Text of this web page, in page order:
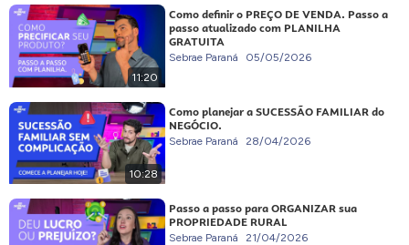
11:20
Como definir o PREÇO DE VENDA. Passo a
passo atualizado com PLANILHA
GRATUITA
Sebrae Paraná 05/05/2026
10:28
Como planejar a SUCESSÃO FAMILIAR do
NEGÓCIO.
Sebrae Paraná 28/04/2026
Passo a passo para ORGANIZAR sua
PROPRIEDADE RURAL
Sebrae Paraná 21/04/2026